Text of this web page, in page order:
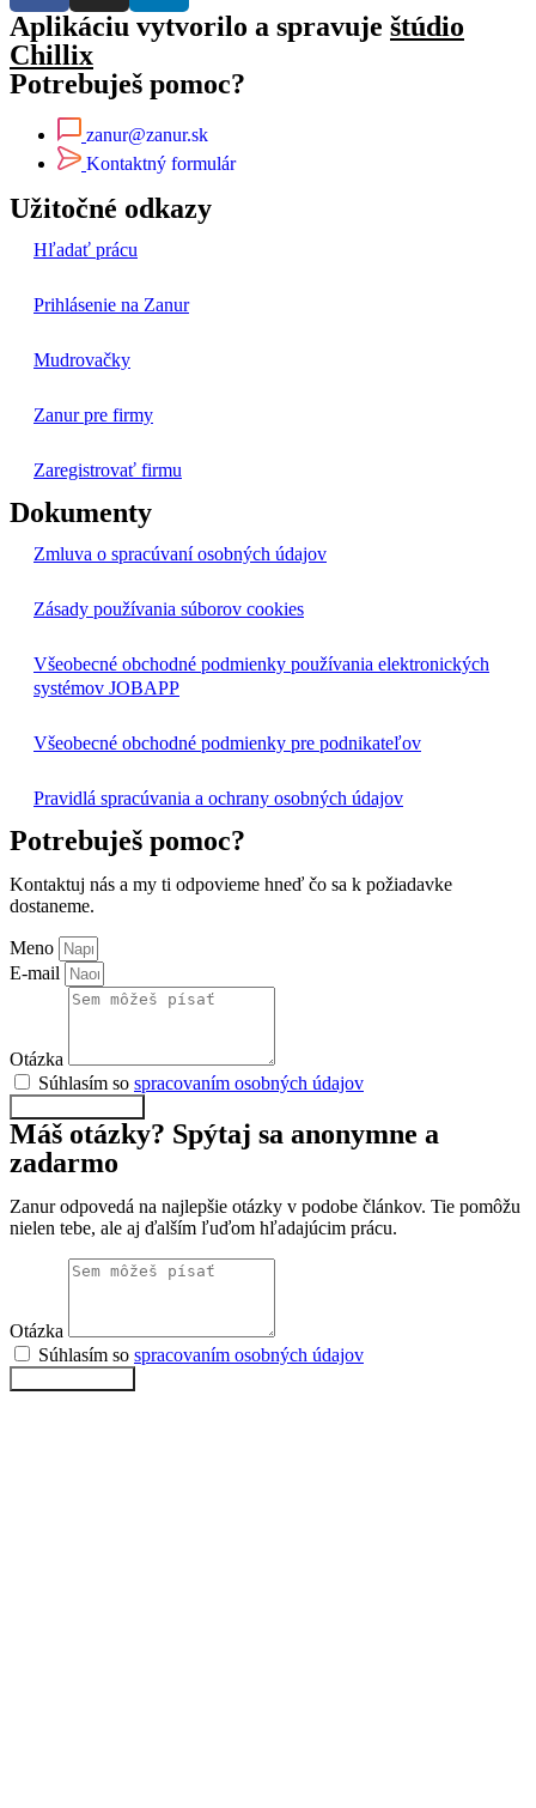
Aplikáciu vytvorilo a spravuje štúdio
Chillix
Potrebuješ pomoc?
zanur@zanur.sk
Kontaktný formulár
Užitočné odkazy
Hľadať prácu
Prihlásenie na Zanur
Mudrovačky
Zanur pre firmy
Zaregistrovať firmu
Dokumenty
Zmluva o spracúvaní osobných údajov
Zásady používania súborov cookies
Všeobecné obchodné podmienky používania elektronických
systémov JOBAPP
Všeobecné obchodné podmienky pre podnikateľov
Pravidlá spracúvania a ochrany osobných údajov
Potrebuješ pomoc?
Kontaktuj nás a my ti odpovieme hneď čo sa k požiadavke
dostaneme.
Meno
E-mail
Otázka
Súhlasím so spracovaním osobných údajov
Máš otázky? Spýtaj sa anonymne a
zadarmo
Zanur odpovedá na najlepšie otázky v podobe článkov. Tie pomôžu
nielen tebe, ale aj ďalším ľuďom hľadajúcim prácu.
Otázka
Súhlasím so spracovaním osobných údajov